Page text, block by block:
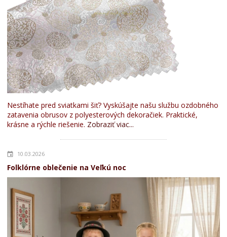
Nestíhate pred sviatkami šiť? Vyskúšajte našu službu ozdobného
zatavenia obrusov z polyesterových dekoračiek. Praktické,
krásne a rýchle riešenie. Zobraziť viac...
10.03.2026
Folklórne oblečenie na Veľkú noc